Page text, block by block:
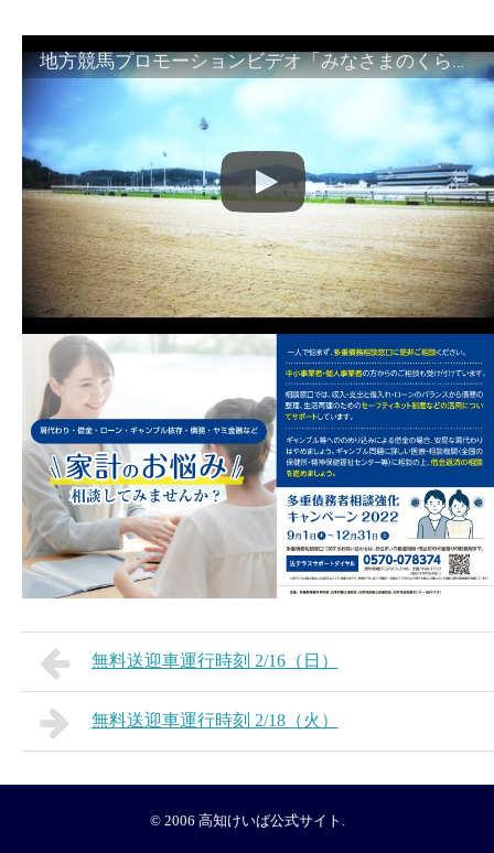
地方競馬プロモーションビデオ「みなさまのくらしのために」30秒篇｜NAR公式
無料送迎車運行時刻 2/16（日）
無料送迎車運行時刻 2/18（火）
© 2006 高知けいば公式サイト .